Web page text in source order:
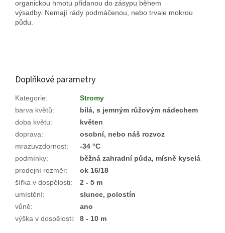
organickou hmotu přidanou do zásypu během
výsadby. Nemají rády podmáčenou, nebo trvale mokrou
půdu.
Doplňkové parametry
Kategorie:
Stromy
barva květů:
bílá, s jemným růžovým nádechem
doba květu:
květen
doprava:
osobní, nebo náš rozvoz
mrazuvzdornost:
-34 °C
podmínky:
běžná zahradní půda, mísně kyselá
prodejní rozměr:
ok 16/18
šířka v dospělosti:
2 - 5 m
umístění:
slunce, polostín
vůně:
ano
výška v dospělosti: 8 - 10 m